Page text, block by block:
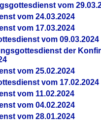
vom
vom 24.03.2024
vom 17.03.2024
vom 09.03.2024
der
vom 25.02.2024
vom 17.02.2024
vom 11.02.2024
vom 04.02.2024
vom 28.01.2024